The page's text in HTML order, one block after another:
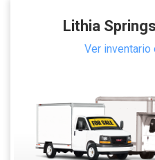
Lithia
Ver inventario